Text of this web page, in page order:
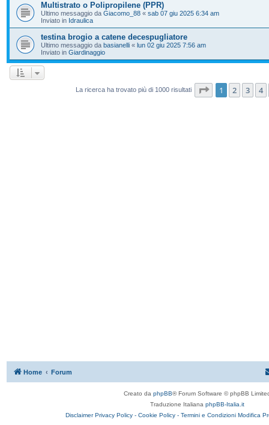
Multistrato o Polipropilene (PPR)
Ultimo messaggio da Giacomo_88 « sab 07 giu 2025 6:34 am
Inviato in Idraulica
testina brogio a catene decespugliatore
Ultimo messaggio da basianelli « lun 02 giu 2025 7:56 am
Inviato in Giardinaggio
La ricerca ha trovato più di 1000 risultati Pagina di 20
1 2 3 4
Home Forum
Creato da phpBB® Forum Software © phpBB
Traduzione Italiana phpBB-Italia.it
Disclaimer Privacy Policy - Cookie Policy - Termini e Condizioni Modifica